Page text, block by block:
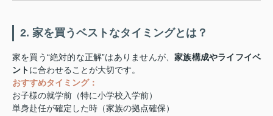
2. 家を買うベストなタイミングとは？
家を買う“絶対的な正解”はありませんが、家族構成やライフイベ
ントに合わせることが大切です。
おすすめタイミング：
お子様の就学前（特に小学校入学前）
単身赴任が確定した時（家族の拠点確保）